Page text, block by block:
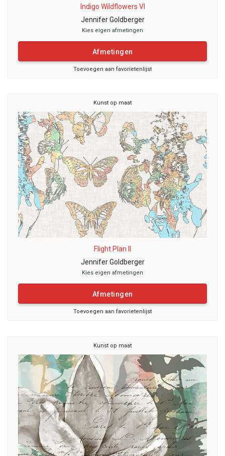
Indigo Wildflowers VI
Jennifer Goldberger
Kies eigen afmetingen
Afmetingen
Toevoegen aan favorietenlijst
Kunst op maat
Flight Plan II
Jennifer Goldberger
Kies eigen afmetingen
Afmetingen
Toevoegen aan favorietenlijst
Kunst op maat